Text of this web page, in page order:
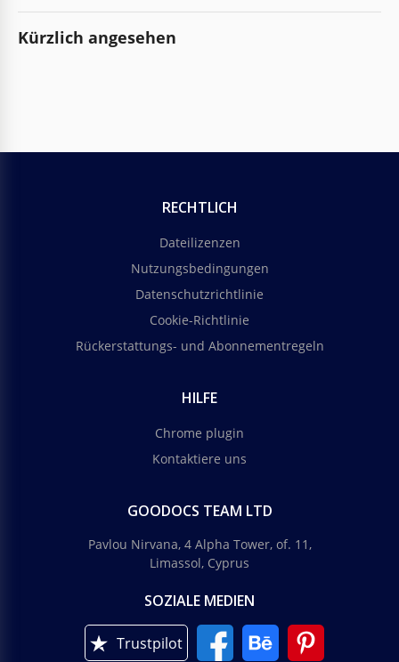
Kürzlich angesehen
RECHTLICH
Dateilizenzen
Nutzungsbedingungen
Datenschutzrichtlinie
Cookie-Richtlinie
Rückerstattungs- und Abonnementregeln
HILFE
Chrome plugin
Kontaktiere uns
GOODOCS TEAM LTD
Pavlou Nirvana, 4 Alpha Tower, of. 11,
Limassol, Cyprus
SOZIALE MEDIEN
Trustpilot